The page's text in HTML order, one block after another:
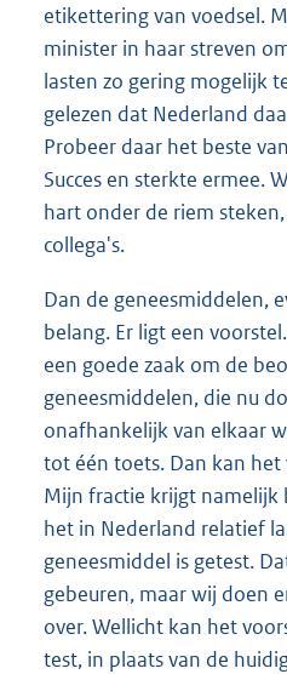
etikettering van voedsel.
minister in haar streven
lasten zo gering mogelijk
gelezen dat Nederland
Probeer daar het beste
Succes en sterkte ermee.
hart onder de riem
collega's.
Dan de geneesmiddelen,
belang. Er ligt een
een goede zaak om de
geneesmiddelen, die nu
onafhankelijk van elkaar
tot één toets. Dan kan
Mijn fractie krijgt namelijk
het in Nederland relatief
geneesmiddel is getest.
gebeuren, maar wij doen
over. Wellicht kan het
test, in plaats van de